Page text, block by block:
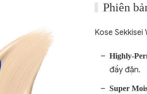
Phiên
Kose
Highly-
đầy đặn.
Super